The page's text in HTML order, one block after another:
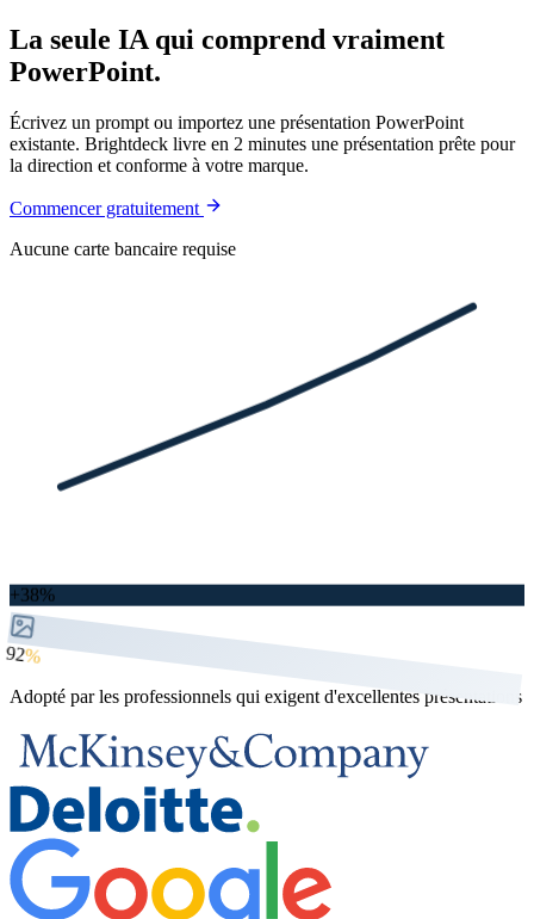
La seule IA qui comprend vraiment
PowerPoint.
Écrivez un prompt ou importez une présentation PowerPoint
existante. Brightdeck livre en 2 minutes une présentation prête pour
la direction et conforme à votre marque.
Commencer gratuitement
Aucune carte bancaire requise
+38%
92%
Adopté par les professionnels qui exigent d'excellentes présentations